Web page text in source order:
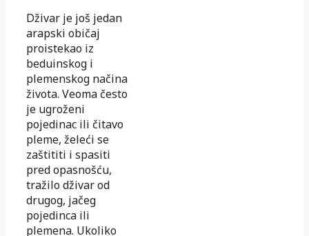
Dživar je još jedan
arapski običaj
proistekao iz
beduinskog i
plemenskog načina
života. Veoma često
je ugroženi
pojedinac ili čitavo
pleme, želeći se
zaštititi i spasiti
pred opasnošću,
tražilo dživar od
drugog, jačeg
pojedinca ili
plemena. Ukoliko